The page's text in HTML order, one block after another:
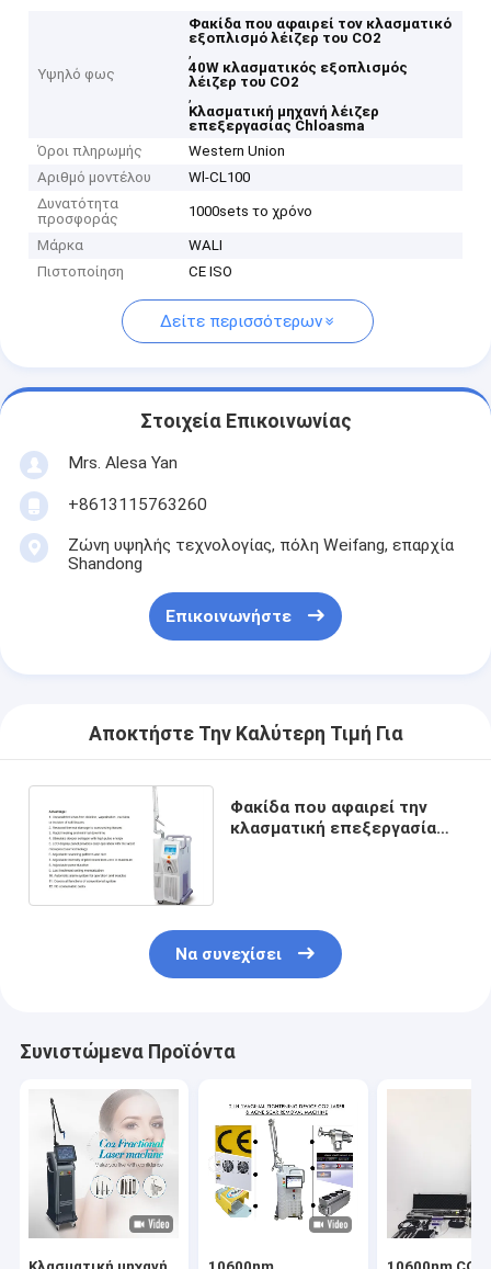
Υψηλό φως
Φακίδα που αφαιρεί τον κλασματικό
εξοπλισμό λέιζερ του CO2
,
40W κλασματικός εξοπλισμός
λέιζερ του CO2
,
Κλασματική μηχανή λέιζερ
επεξεργασίας Chloasma
Όροι πληρωμής
Western Union
Αριθμό μοντέλου
Wl-CL100
Δυνατότητα
προσφοράς
1000sets το χρόνο
Μάρκα
WALI
Πιστοποίηση
CE ISO
Δείτε περισσότερων
Στοιχεία Επικοινωνίας
Mrs. Alesa Yan
+8613115763260
Ζώνη υψηλής τεχνολογίας, πόλη Weifang, επαρχία
Shandong
Επικοινωνήστε
Αποκτήστε Την Καλύτερη Τιμή Για
Φακίδα που αφαιρεί την
κλασματική επεξεργασία
Να συνεχίσει
Συνιστώμενα Προϊόντα